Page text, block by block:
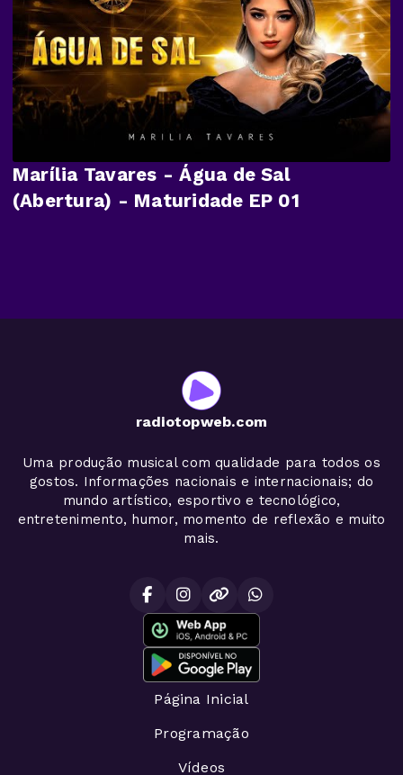
Marília Tavares - Água de Sal
(Abertura) - Maturidade EP 01
radiotopweb.com
Uma produção musical com qualidade para todos os
gostos. Informações nacionais e internacionais; do
mundo artístico, esportivo e tecnológico,
entretenimento, humor, momento de reflexão e muito
mais.
Página Inicial
Programação
Vídeos